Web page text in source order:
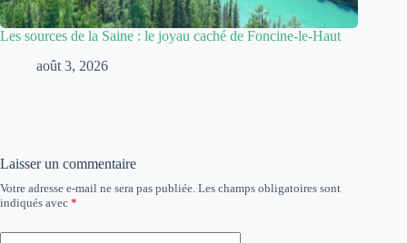
Les sources de la Saine : le joyau caché de Foncine-le-Haut
août 3, 2026
Laisser un commentaire
Votre adresse e-mail ne sera pas publiée. Les champs obligatoires sont
indiqués avec *